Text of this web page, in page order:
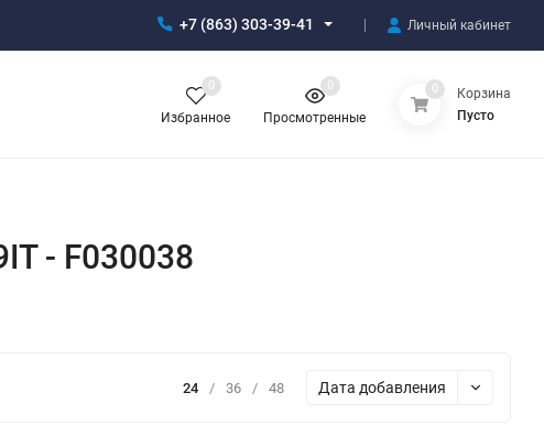
+7 (863) 303-39-41 Личный кабинет
Избранное
0
Просмотренные
0 0
Корзина
Пусто
- F030038
24 / 36 / 48 Дата добавления